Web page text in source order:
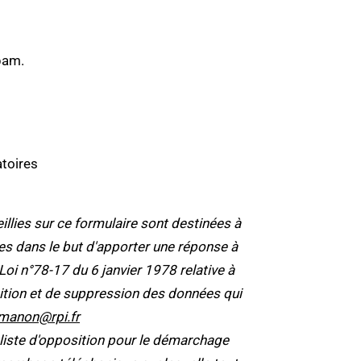
sur ce formulaire sont destinées à
dans le but d'apporter une réponse à
n°78-17 du 6 janvier 1978 relative à
et de suppression des données qui
d'opposition pour le démarchage